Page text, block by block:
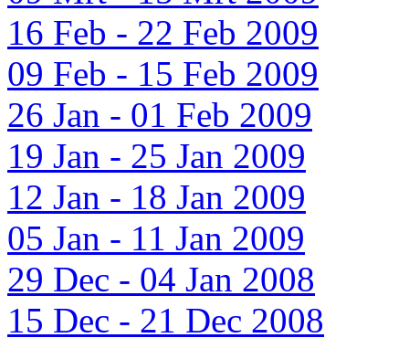
16 Feb - 22 Feb 2009
09 Feb - 15 Feb 2009
26 Jan - 01 Feb 2009
19 Jan - 25 Jan 2009
12 Jan - 18 Jan 2009
05 Jan - 11 Jan 2009
29 Dec - 04 Jan 2008
15 Dec - 21 Dec 2008